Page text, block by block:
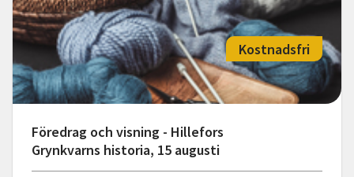
Föredrag och visning - Hillefors
Grynkvarns historia, 15 augusti
Kostnadsfri